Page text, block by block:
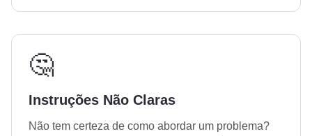
🤔
Instruções Não Claras
Não tem certeza de como abordar um problema?